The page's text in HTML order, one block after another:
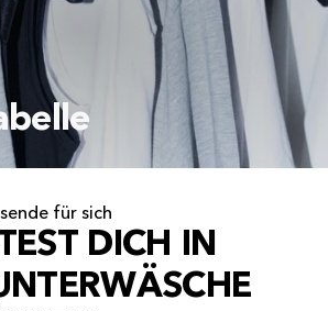
für sich
DICH IN